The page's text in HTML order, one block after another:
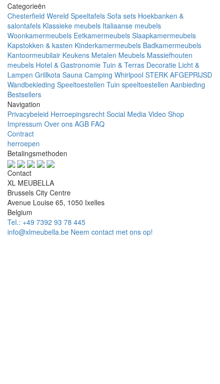
Categorieën
Chesterfield Wereld Speeltafels Sofa sets Hoekbanken &
salontafels Klassieke meubels Italiaanse meubels
Woonkamermeubels Eetkamermeubels Slaapkamermeubels
Kapstokken & kasten Kinderkamermeubels Badkamermeubels
Kantoormeubilair Keukens Metalen Meubels Massiefhouten
meubels Hotel & Gastronomie Tuin & Terras Decoratie Licht &
Lampen Grillkota Sauna Camping Whirlpool STERK AFGEPRIJSD
Wandbekleding Speeltoestellen Tuin speeltoestellen Aanbieding
Bestsellers
Navigation
Privacybeleid Herroepingsrecht Social Media Video Shop
Impressum Over ons AGB FAQ
Contract
herroepen
Betalingsmethoden
Contact
XL MEUBELLA
Brussels City Centre
Avenue Louise 65, 1050 Ixelles
Belgium
Tel.: +49 7392 93 78 445
info@xlmeubella.be Neem contact met ons op!